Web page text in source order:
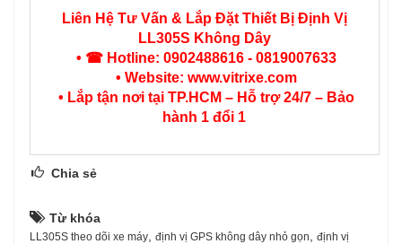
Liên Hệ Tư Vấn & Lắp Đặt Thiết Bị Định Vị
LL305S Không Dây
• ☎ Hotline: 0902488616 - 0819007633
• Website: www.vitrixe.com
• Lắp tận nơi tại TP.HCM – Hỗ trợ 24/7 – Bảo
hành 1 đổi 1
Chia sẻ
Từ khóa
LL305S theo dõi xe máy định vị GPS không dây nhỏ gọn
định vị